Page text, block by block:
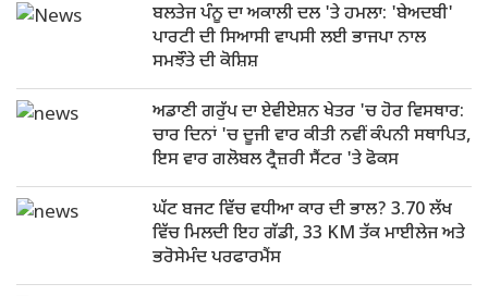
ਬਲਤੇਜ ਪੰਨੂ ਦਾ ਅਕਾਲੀ ਦਲ 'ਤੇ ਹਮਲਾ: 'ਬੇਅਦਬੀ'
ਪਾਰਟੀ ਦੀ ਸਿਆਸੀ ਵਾਪਸੀ ਲਈ ਭਾਜਪਾ ਨਾਲ
ਸਮਝੌਤੇ ਦੀ ਕੋਸ਼ਿਸ਼
ਅਡਾਣੀ ਗਰੁੱਪ ਦਾ ਏਵੀਏਸ਼ਨ ਖੇਤਰ 'ਚ ਹੋਰ ਵਿਸਥਾਰ:
ਚਾਰ ਦਿਨਾਂ 'ਚ ਦੂਜੀ ਵਾਰ ਕੀਤੀ ਨਵੀਂ ਕੰਪਨੀ ਸਥਾਪਿਤ,
ਇਸ ਵਾਰ ਗਲੋਬਲ ਟ੍ਰੈਜ਼ਰੀ ਸੈਂਟਰ 'ਤੇ ਫੋਕਸ
ਘੱਟ ਬਜਟ ਵਿੱਚ ਵਧੀਆ ਕਾਰ ਦੀ ਭਾਲ? 3.70 ਲੱਖ
ਵਿੱਚ ਮਿਲਦੀ ਇਹ ਗੱਡੀ, 33 KM ਤੱਕ ਮਾਈਲੇਜ ਅਤੇ
ਭਰੋਸੇਮੰਦ ਪਰਫਾਰਮੈਂਸ